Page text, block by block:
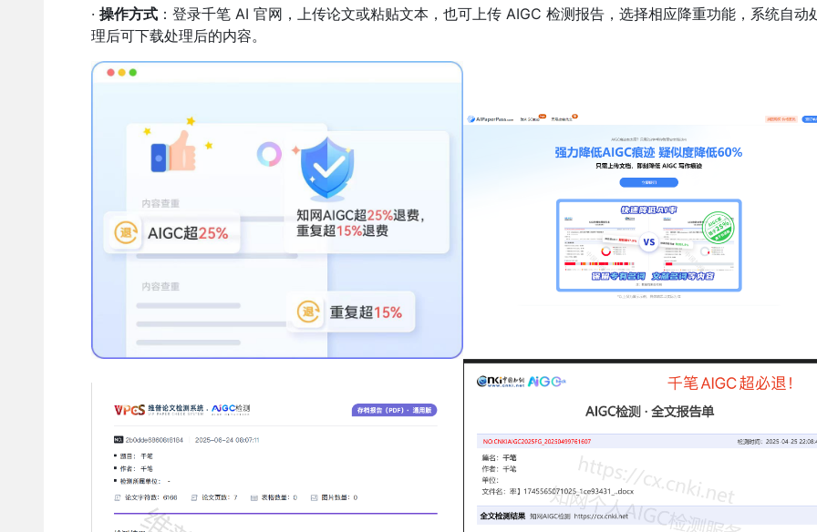
· 操作方式 ：登录千笔 AI 官网，上传论文或粘贴文本，也可上传 AIGC 检测报告，选择相应降重功能，系统自动
理后可下载处理后的内容。